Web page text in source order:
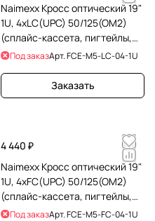
Naimexx Кросс оптический 19"
1U, 4хLC(UPC) 50/125(OM2)
(сплайс-кассета, пигтейлы,
КДЗС)
Под заказАрт.FCE-M5-LC-04-1U
Заказать
4 440 ₽
Naimexx Кросс оптический 19"
1U, 4хFC(UPC) 50/125(OM2)
(сплайс-кассета, пигтейлы,
КДЗС)
Под заказАрт.FCE-M5-FC-04-1U